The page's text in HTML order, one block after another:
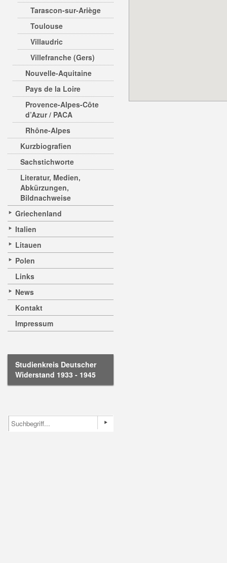
Tarascon-sur-Ariège
Toulouse
Villaudric
Villefranche (Gers)
Nouvelle-Aquitaine
Pays de la Loire
Provence-Alpes-Côte
d’Azur / PACA
Rhône-Alpes
Kurzbiografien
Sachstichworte
Literatur, Medien,
Abkürzungen,
Bildnachweise
Griechenland
Italien
Litauen
Polen
Links
News
Kontakt
Impressum
Studienkreis Deutscher
Widerstand 1933 - 1945